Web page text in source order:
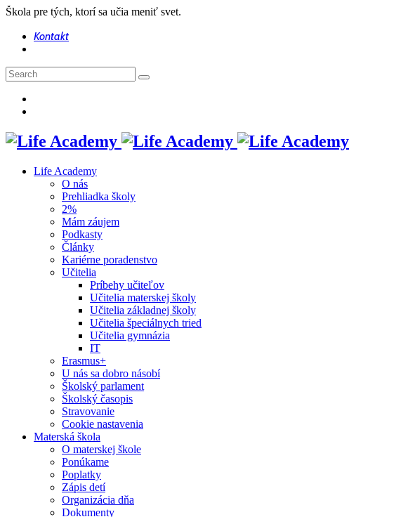
Škola pre tých, ktorí sa učia meniť svet.
Kontakt
Life Academy
O nás
Prehliadka školy
2%
Mám záujem
Podkasty
Články
Kariérne poradenstvo
Učitelia
Príbehy učiteľov
Učitelia materskej školy
Učitelia základnej školy
Učitelia špeciálnych tried
Učitelia gymnázia
IT
Erasmus+
U nás sa dobro násobí
Školský parlament
Školský časopis
Stravovanie
Cookie nastavenia
Materská škola
O materskej škole
Ponúkame
Poplatky
Zápis detí
Organizácia dňa
Dokumenty